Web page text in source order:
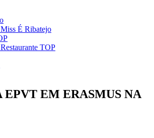
É Ribatejo
TOP
EPVT EM ERASMUS NA